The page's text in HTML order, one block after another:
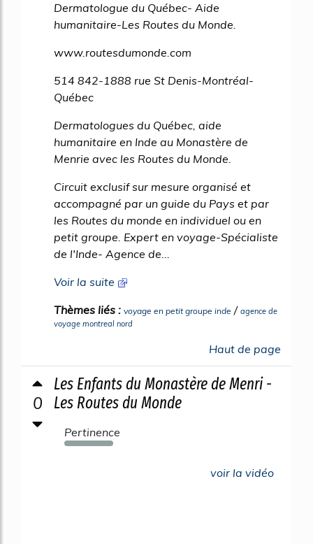
Dermatologue du Québec- Aide
humanitaire-Les Routes du Monde.
www.routesdumonde.com
514 842-1888 rue St Denis-Montréal-
Québec
Dermatologues du Québec, aide
humanitaire en Inde au Monastère de
Menrie avec les Routes du Monde.
Circuit exclusif sur mesure organisé et
accompagné par un guide du Pays et par
les Routes du monde en individuel ou en
petit groupe. Expert en voyage-Spécialiste
de l'Inde- Agence de...
Voir la suite
Thèmes liés : voyage en petit groupe inde / agence de
voyage montreal nord
Haut de page
0
Les Enfants du Monastère de Menri -
Les Routes du Monde
Pertinence
176%
voir la vidéo